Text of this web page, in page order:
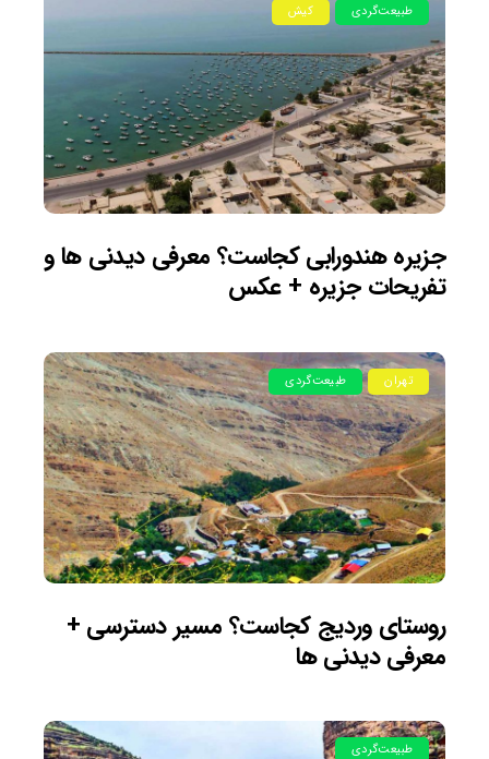
طبیعت‌گردی کیش
جزیره هندورابی کجاست؟ معرفی دیدنی ها و
تفریحات جزیره + عکس
تهران طبیعت‌گردی
روستای وردیج کجاست؟ مسیر دسترسی +
معرفی دیدنی ها
طبیعت‌گردی